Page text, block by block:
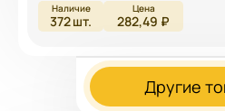
372шт. 282,49 ₽
Другие